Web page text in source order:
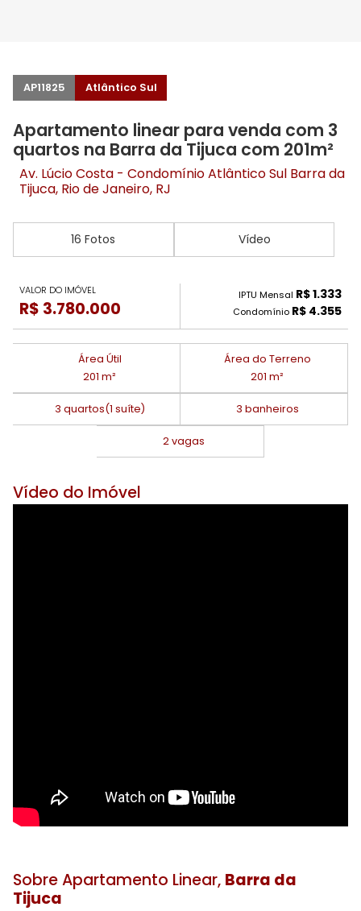
AP11825 Atlântico Sul
Apartamento linear para venda com 3
quartos na Barra da Tijuca com 201m²
Av. Lúcio Costa - Condomínio Atlântico Sul Barra da
Tijuca, Rio de Janeiro, RJ
16 Fotos Vídeo
VALOR DO IMÓVEL
R$ 3.780.000
IPTU Mensal R$ 1.333
Condomínio R$ 4.355
Área Útil
201 m²
Área do Terreno
201 m²
3 quartos(1 suíte) 3 banheiros
2 vagas
Vídeo do Imóvel
Sobre Apartamento Linear, Barra da
Tijuca